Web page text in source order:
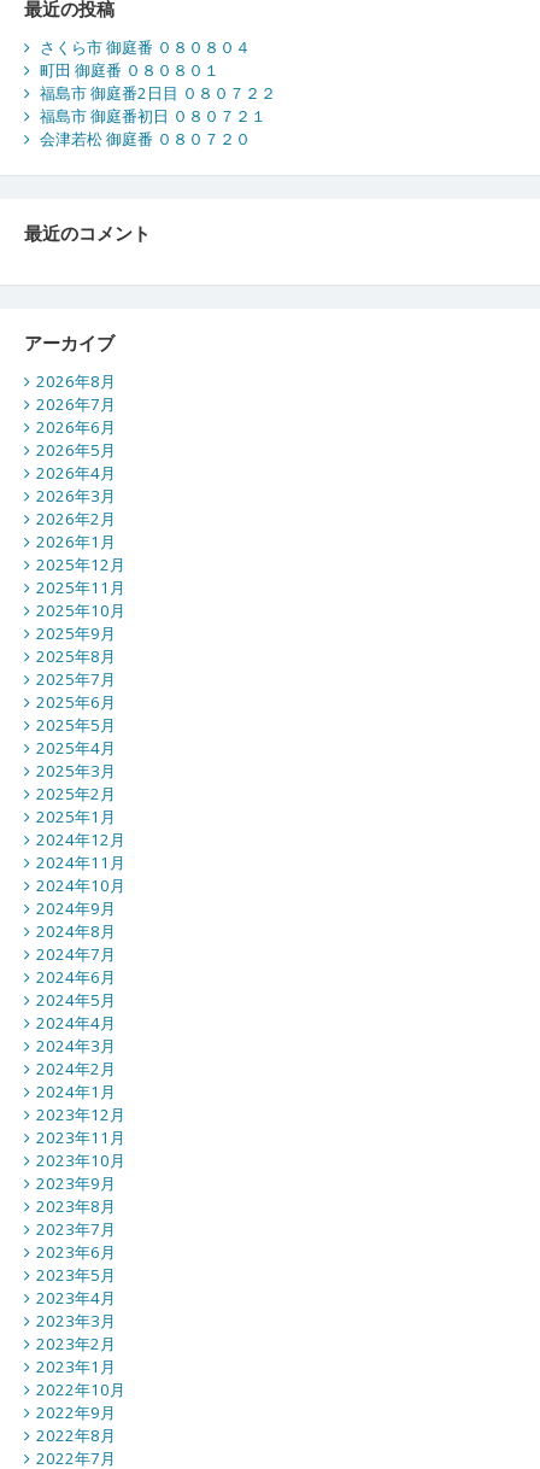
最近の投稿
さくら市 御庭番 ０８０８０４
町田 御庭番 ０８０８０１
福島市 御庭番2日目 ０８０７２２
福島市 御庭番初日 ０８０７２１
会津若松 御庭番 ０８０７２０
最近のコメント
アーカイブ
2026年8月
2026年7月
2026年6月
2026年5月
2026年4月
2026年3月
2026年2月
2026年1月
2025年12月
2025年11月
2025年10月
2025年9月
2025年8月
2025年7月
2025年6月
2025年5月
2025年4月
2025年3月
2025年2月
2025年1月
2024年12月
2024年11月
2024年10月
2024年9月
2024年8月
2024年7月
2024年6月
2024年5月
2024年4月
2024年3月
2024年2月
2024年1月
2023年12月
2023年11月
2023年10月
2023年9月
2023年8月
2023年7月
2023年6月
2023年5月
2023年4月
2023年3月
2023年2月
2023年1月
2022年10月
2022年9月
2022年8月
2022年7月